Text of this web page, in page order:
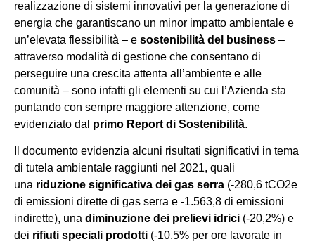
realizzazione di sistemi innovativi per la generazione di
energia che garantiscano un minor impatto ambientale e
un’elevata flessibilità – e sostenibilità del business –
attraverso modalità di gestione che consentano di
perseguire una crescita attenta all’ambiente e alle
comunità – sono infatti gli elementi su cui l’Azienda sta
puntando con sempre maggiore attenzione, come
evidenziato dal primo Report di Sostenibilità
Il documento evidenzia alcuni risultati significativi in tema
di tutela ambientale raggiunti nel 2021, quali
una riduzione significativa dei gas serra (-280,6 tCO2e
di emissioni dirette di gas serra e -1.563,8 di emissioni
indirette), una diminuzione dei prelievi idrici (-20,2%) e
dei rifiuti speciali prodotti (-10,5% per ore lavorate in